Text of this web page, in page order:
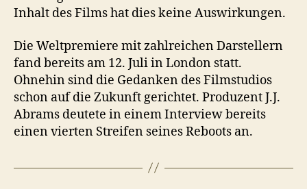
Inhalt des Films hat dies keine Auswirkungen.
Die Weltpremiere mit zahlreichen Darstellern
fand bereits am 12. Juli in London statt.
Ohnehin sind die Gedanken des Filmstudios
schon auf die Zukunft gerichtet. Produzent J.J.
Abrams deutete in einem Interview bereits
einen vierten Streifen seines Reboots an.